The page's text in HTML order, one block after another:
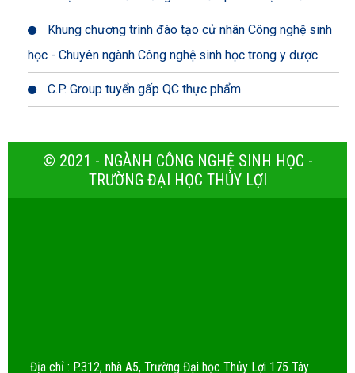
Khung chương trình đào tạo cử nhân Công nghệ sinh
học - Chuyên ngành Công nghệ sinh học trong y dược
C.P. Group tuyển gấp QC thực phẩm
© 2021 - NGÀNH CÔNG NGHỆ SINH HỌC -
TRƯỜNG ĐẠI HỌC THỦY LỢI
Địa chỉ : P.312, nhà A5, Trường Đại học Thủy Lợi 175 Tây